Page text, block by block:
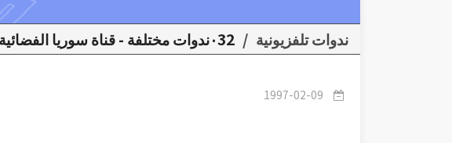
ندوات تلفزيونية / ٠32ندوات مختلفة - قناة سوريا الفضائية
1997-02-09